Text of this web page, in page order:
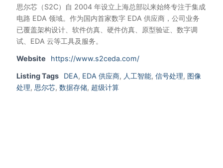
思尔芯（S2C）自 2004 年设立上海总部以来始终专注于集成
电路 EDA 领域。作为国内首家数字 EDA 供应商，公司业务
已覆盖架构设计、软件仿真、硬件仿真、原型验证、数字调
试、EDA 云等工具及服务。
Website https://www.s2ceda.com/
Listing Tags DEA, EDA 供应商, 人工智能, 信号处理, 图像
处理, 思尔芯, 数据存储, 超级计算